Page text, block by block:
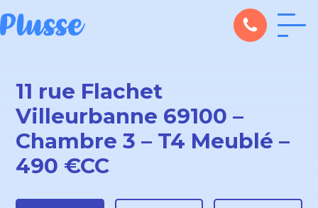
11 rue Flachet
Villeurbanne 69100 –
Chambre 3 – T4 Meublé –
490 €CC